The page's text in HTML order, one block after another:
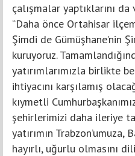
çalışmalar yaptıklarını
“Daha önce Ortahisar
Şimdi de Gümüşhane’nin
kuruyoruz.
yatırımlarımızla birlikte
ihtiyacını karşılamış
kıymetli
şehirlerimizi daha ileriye
yatırımın
hayırlı, uğurlu olmasını